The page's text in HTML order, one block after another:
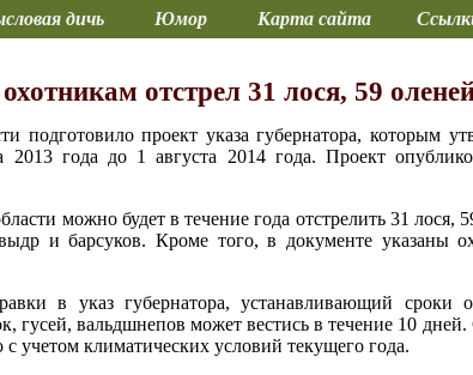
дичь Юмор Карта сайта
отстрел 31 лося, 59
подготовило проект указа губернатора, которым
2013 года до 1 августа 2014 года. Проект
можно будет в течение года отстрелить 31 лося,
и барсуков. Кроме того, в документе указаны
в указ губернатора, устанавливающий
гусей, вальдшнепов может вестись в течение 10
учетом климатических условий текущего года.